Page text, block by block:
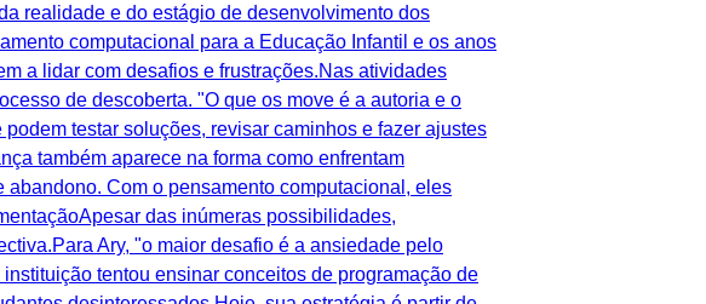
realidade e do estágio de desenvolvimento dos
computacional para a Educação Infantil e os anos
a lidar com desafios e frustrações.Nas atividades
de descoberta. "O que os move é a autoria e o
testar soluções, revisar caminhos e fazer ajustes
também aparece na forma como enfrentam
Com o pensamento computacional, eles
das inúmeras possibilidades,
Ary, "o maior desafio é a ansiedade pelo
tentou ensinar conceitos de programação de